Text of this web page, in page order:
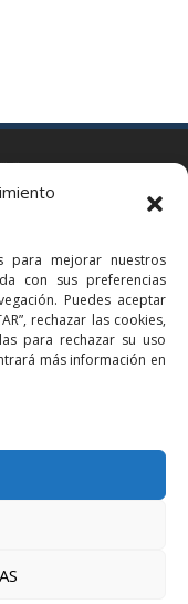
para mejorar nuestros
con sus preferencias
Puedes aceptar
rechazar las cookies,
para rechazar su uso
más información en
(Bcn)
95
-